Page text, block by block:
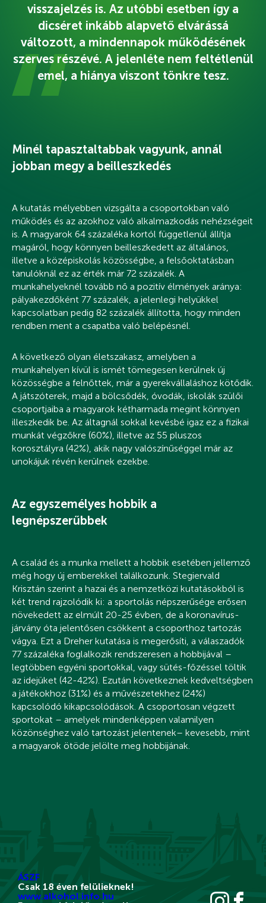
visszajelzés is. Az utóbbi esetben így a
dicséret inkább alapvető elvárássá
változott, a mindennapok működésének
szerves részévé. A jelenléte nem feltétlenül
emel, a hiánya viszont tönkre tesz.
Minél tapasztaltabbak vagyunk, annál
jobban megy a beilleszkedés
A kutatás mélyebben vizsgálta a csoportokban való
működés és az azokhoz való alkalmazkodás nehézségeit
is. A magyarok 64 százaléka kortól függetlenül állítja
magáról, hogy könnyen beilleszkedett az általános,
illetve a középiskolás közösségbe, a felsőoktatásban
tanulóknál ez az érték már 72 százalék. A
munkahelyeknél tovább nő a pozitív élmények aránya:
pályakezdőként 77 százalék, a jelenlegi helyükkel
kapcsolatban pedig 82 százalék állította, hogy minden
rendben ment a csapatba való belépésnél.
A következő olyan életszakasz, amelyben a
munkahelyen kívül is ismét tömegesen kerülnek új
közösségbe a felnőttek, már a gyerekvállaláshoz kötődik.
A játszóterek, majd a bölcsődék, óvodák, iskolák szülői
csoportjaiba a magyarok kétharmada megint könnyen
illeszkedik be. Az áltagnál sokkal kevésbé igaz ez a fizikai
munkát végzőkre (60%), illetve az 55 pluszos
korosztályra (42%), akik nagy valószínűséggel már az
unokájuk révén kerülnek ezekbe.
Az egyszemélyes hobbik a
legnépszerűbbek
A család és a munka mellett a hobbik esetében jellemző
még hogy új emberekkel találkozunk. Stegiervald
Krisztán szerint a hazai és a nemzetközi kutatásokból is
két trend rajzolódik ki: a sportolás népszerűsége erősen
növekedett az elmúlt 20-25 évben, de a koronavírus-
járvány óta jelentősen csökkent a csoporthoz tartozás
vágya. Ezt a Dreher kutatása is megerősíti, a válaszadók
77 százaléka foglalkozik rendszeresen a hobbijával –
legtöbben egyéni sportokkal, vagy sütés-főzéssel töltik
az idejüket (42-42%). Ezután következnek kedveltségben
a játékokhoz (31%) és a művészetekhez (24%)
kapcsolódó kikapcsolódások. A csoportosan végzett
sportokat – amelyek mindenképpen valamilyen
közönséghez való tartozást jelentenek– kevesebb, mint
a magyarok ötöde jelölte meg hobbijának.
ÁSZF
Csak 18 éven felülieknek!
www.alkohol.info.hu